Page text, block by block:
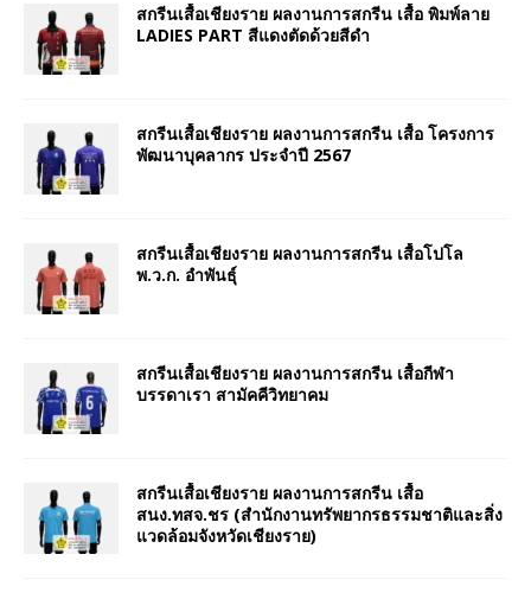
สกรีนเสื้อเชียงราย ผลงานการสกรีน เสื้อ พิมพ์ลาย
LADIES PART สีแดงตัดด้วยสีดำ
สกรีนเสื้อเชียงราย ผลงานการสกรีน เสื้อ โครงการ
พัฒนาบุคลากร ประจำปี 2567
สกรีนเสื้อเชียงราย ผลงานการสกรีน เสื้อโปโล
พ.ว.ก. อำพันธุ์
สกรีนเสื้อเชียงราย ผลงานการสกรีน เสื้อกีฬา
บรรดาเรา สามัคคีวิทยาคม
สกรีนเสื้อเชียงราย ผลงานการสกรีน เสื้อ
สนง.ทสจ.ชร (สำนักงานทรัพยากรธรรมชาติและสิ่ง
แวดล้อมจังหวัดเชียงราย)